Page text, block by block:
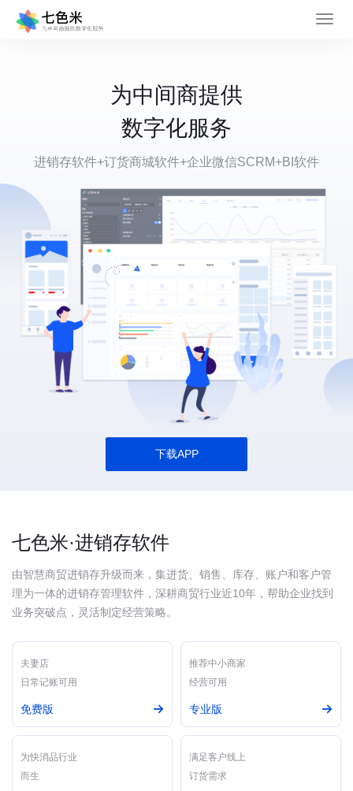
为中间商提供
数字化服务
进销存软件+订货商城软件+企业微信SCRM+BI软件
下载APP
七色米·进销存软件
由智慧商贸进销存升级而来，集进货、销售、库存、账户和客户管
理为一体的进销存管理软件，深耕商贸行业近10年，帮助企业找到
业务突破点，灵活制定经营策略。
夫妻店
日常记账可用
免费版
推荐中小商家
经营可用
专业版
为快消品行业
而生
满足客户线上
订货需求